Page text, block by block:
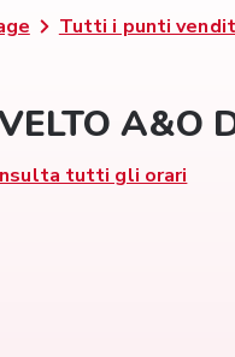
Tutti i punti
A&O
tutti gli orari